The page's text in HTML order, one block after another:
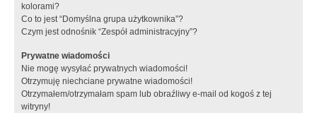
kolorami?
Co to jest “Domyślna grupa użytkownika”?
Czym jest odnośnik “Zespół administracyjny”?
Prywatne wiadomości
Nie mogę wysyłać prywatnych wiadomości!
Otrzymuję niechciane prywatne wiadomości!
Otrzymałem/otrzymałam spam lub obraźliwy e-mail od kogoś z tej
witryny!